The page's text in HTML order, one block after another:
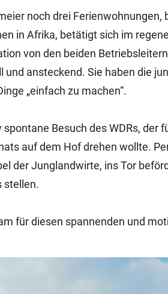
noch drei
in Afrika, betätigt sich im
von den beiden
ansteckend. Sie haben die
„einfach zu machen“.
Besuch des WDRs, der
auf dem Hof drehen wollte.
der Junglandwirte, ins Tor
stellen.
für diesen spannenden und